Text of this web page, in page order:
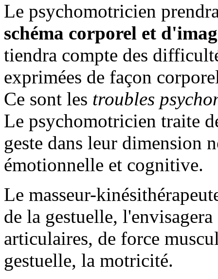
Le psychomotricien
schéma corporel et
tiendra compte des
exprimées de façon
Ce sont les troubles
Le psychomotricien traite
geste dans leur dimension
émotionnelle et cognitive.
Le masseur-
de la gestuelle,
articulaires, de force
gestuelle, la motricité.